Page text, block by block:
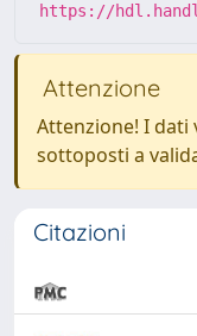
https://
Attenzione
Attenzione! I dati
sottoposti a
Citazioni